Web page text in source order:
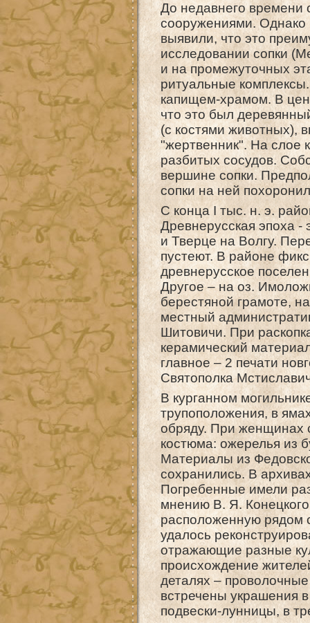
До недавнего времени
сооружениями. Однако
выявили, что это
исследовании сопки
и на промежуточных
ритуальные
капищем-храмом. В
что это был
(с костями животных),
"жертвенник". На слое
разбитых сосудов.
вершине сопки.
сопки на ней
С конца I тыс. н. э.
Древнерусская эпоха -
и Тверце на Волгу.
пустеют. В районе
древнерусское
Другое – на оз.
берестяной грамоте,
местный
Шитовичи. При
керамический
главное – 2 печати
Святополка
В курганном
трупоположения, в
обряду. При женщинах
костюма: ожерелья из
Материалы из
сохранились. В
Погребенные имели
мнению В. Я.
расположенную рядом
удалось
отражающие разные
происхождение
деталях –
встречены украшения
подвески-лунницы, в